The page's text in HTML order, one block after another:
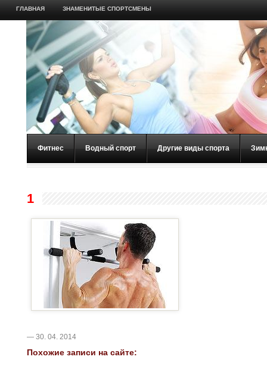
ГЛАВНАЯ ЗНАМЕНИТЫЕ СПОРТСМЕНЫ
Фитнес Водный спорт Другие виды спорта
1
— 30. 04. 2014
Похожие записи на сайте: